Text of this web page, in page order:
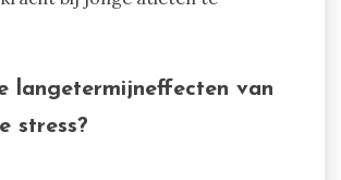
ins en open dialogen
verminderde motivatie,
of terugtrekking duiden op
Het monitoren van deze